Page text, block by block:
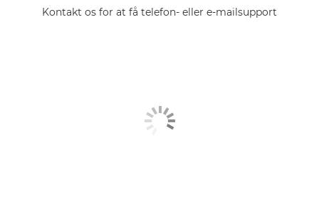
Kontakt os for at få telefon- eller e-mailsupport